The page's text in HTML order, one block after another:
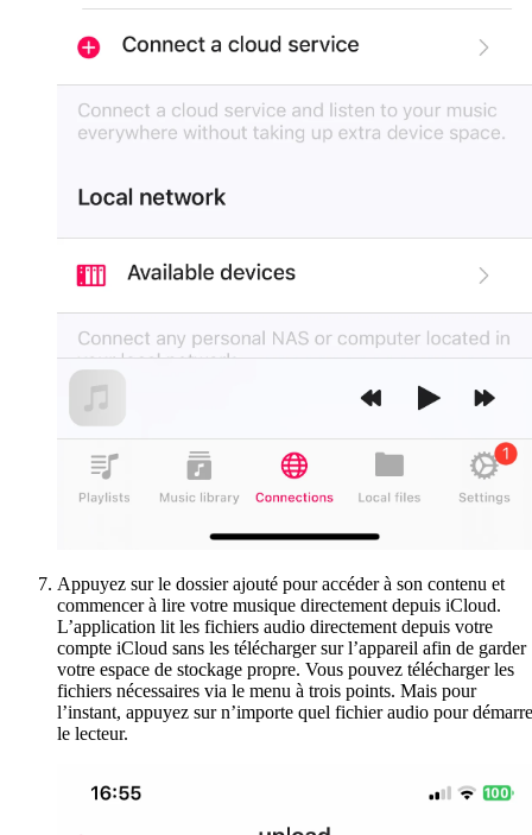
Appuyez sur le dossier ajouté pour accéder à son contenu et
commencer à lire votre musique directement depuis iCloud.
L’application lit les fichiers audio directement depuis votre
compte iCloud sans les télécharger sur l’appareil afin de garder
votre espace de stockage propre. Vous pouvez télécharger les
fichiers nécessaires via le menu à trois points. Mais pour
l’instant, appuyez sur n’importe quel fichier audio pour
le lecteur.